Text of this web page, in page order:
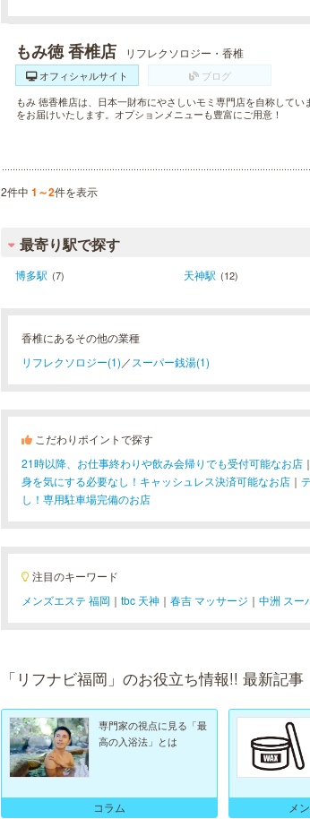
もみ徳 香椎店 リフレクソロジー・香椎
オフィシャルサイト
ブログ
もみ 徳香椎店は、日本一財布にやさしいモミ専門店を自称して
をお届けいたします。オプションメニューも豊富にご用意！
2件中 1～2件を表示
最寄り駅で探す
博多駅 (7) 天神駅 (12)
香椎にあるその他の業種
リフレクソロジー(1) ／ スーパー銭湯(1)
こだわりポイントで探す
21時以降、お仕事終わりや飲み会帰りでも受付可能なお店 ｜
身を気にする必要なし！キャッシュレス決済可能なお店 ｜
し！専用駐車場完備のお店
注目のキーワード
メンズエステ 福岡 ｜ tbc 天神 ｜ 春吉 マッサージ ｜ 中洲 スー
「リフナビ福岡」のお役立ち情報!! 最新記事
専門家の視点に見る「最
高の入浴法」とは
コラム メ